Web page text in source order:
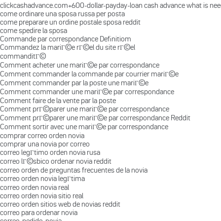
clickcashadvance.com+600-dollar-payday-loan cash advance what is
come ordinare una sposa russa per posta
come preparare un ordine postale sposa reddit
come spedire la sposa
Commande par correspondance Definitiom
Commandez la mariГ©e rГ©el du site rГ©el
commanditГ©
Comment acheter une mariГ©e par correspondance
Comment commander la commande par courrier mariГ©e
Comment commander par la poste une mariГ©e
Comment commander une mariГ©e par correspondance
Comment faire de la vente par la poste
Comment prГ©parer une mariГ©e par correspondance
Comment prГ©parer une mariГ©e par correspondance Reddit
Comment sortir avec une mariГ©e par correspondance
comprar correo orden novia
comprar una novia por correo
correo legГ­timo orden novia rusa
correo lГ©sbico ordenar novia reddit
correo orden de preguntas frecuentes de la novia
correo orden novia legГ­tima
correo orden novia real
correo orden novia sitio real
correo orden sitios web de novias reddit
correo para ordenar novia